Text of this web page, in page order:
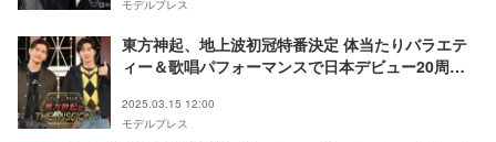
モデルプレス
東方神起、地上波初冠特番決定 体当たりバラエテ
ィー＆歌唱パフォーマンスで日本デビュー20周年
2025.03.15 12:00
モデルプレス